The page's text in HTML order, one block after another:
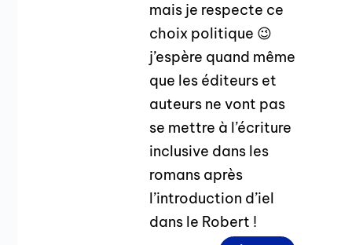
mais je respecte ce
choix politique 😉
j’espère quand même
que les éditeurs et
auteurs ne vont pas
se mettre à l’écriture
inclusive dans les
romans après
l’introduction d’iel
dans le Robert !